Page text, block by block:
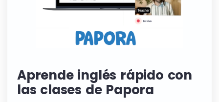
Aprende inglés rápido con
las clases de Papora